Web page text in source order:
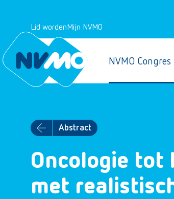
Lid wordenMijn NVMO
NVMO Congres
Abstract
Oncologie tot
met